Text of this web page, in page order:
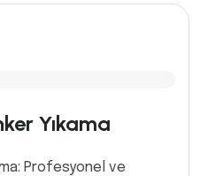
Yıkama
Profesyonel ve